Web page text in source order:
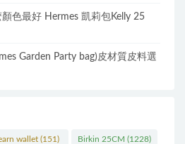
色最好 Hermes 凱莉包Kelly 25
Garden Party bag)皮材質皮料選
wallet(151) Birkin 25CM (1228)